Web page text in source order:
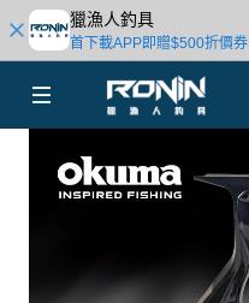
獵漁人釣具
首下載APP即贈$500折價券